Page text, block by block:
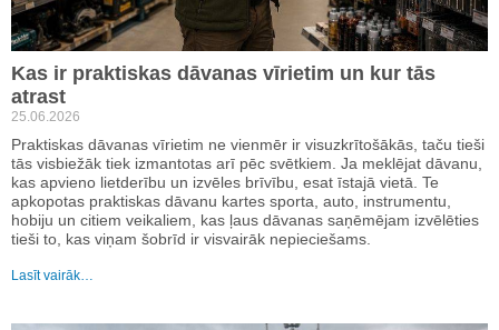
Kas ir praktiskas dāvanas vīrietim un kur tās
atrast
25.06.2026
Praktiskas dāvanas vīrietim ne vienmēr ir visuzkrītošākās, taču tieši
tās visbiežāk tiek izmantotas arī pēc svētkiem. Ja meklējat dāvanu,
kas apvieno lietderību un izvēles brīvību, esat īstajā vietā. Te
apkopotas praktiskas dāvanu kartes sporta, auto, instrumentu,
hobiju un citiem veikaliem, kas ļaus dāvanas saņēmējam izvēlēties
tieši to, kas viņam šobrīd ir visvairāk nepieciešams.
Lasīt vairāk…